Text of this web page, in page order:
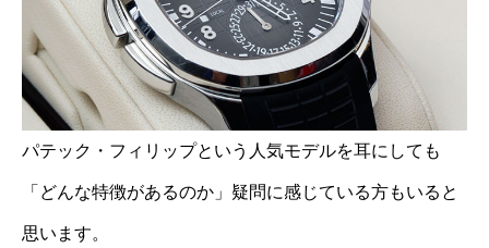
パテック・フィリップという人気モデルを耳にしても
「どんな特徴があるのか」疑問に感じている方もいると
思います。